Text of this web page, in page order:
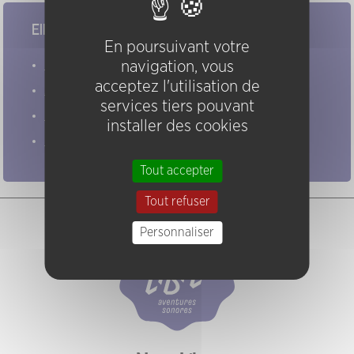
Elles/ils ont joué chez nous
En poursuivant votre
navigation, vous
acceptez l'utilisation de
services tiers pouvant
installer des cookies
Tout accepter
Tout refuser
Personnaliser